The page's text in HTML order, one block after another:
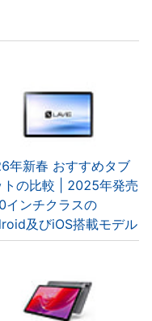
年新春 おすすめタブ
トの比較 | 2025年発売
インチクラスの
及びiOS搭載モデル